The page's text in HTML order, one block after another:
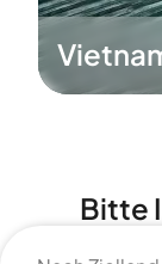
Bitte